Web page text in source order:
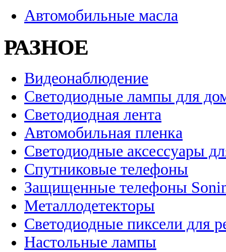
Автомобильные масла
РАЗНОЕ
Видеонаблюдение
Светодиодные лампы для
Светодиодная лента
Автомобильная пленка
Светодиодные аксессуары
Спутниковые телефоны
Защищенные телефоны
Металлодетекторы
Светодиодные пиксели для
Настольные лампы